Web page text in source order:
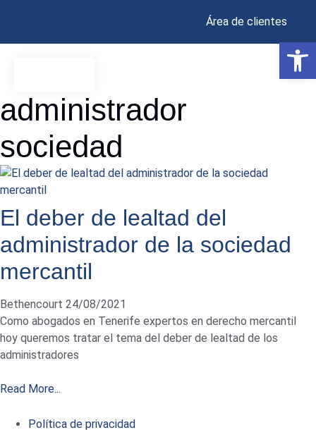
Área de clientes
administrador
sociedad
El deber de lealtad del
administrador de la sociedad
mercantil
Bethencourt 24/08/2021
Como abogados en Tenerife expertos en derecho mercantil
hoy queremos tratar el tema del deber de lealtad de los
administradores
Read More...
Política de privacidad
Abrir